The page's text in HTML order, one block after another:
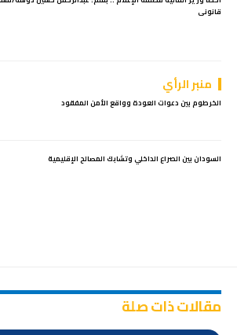
قانونى
منبر الرأي
الخرطوم بين دعوات العودة وواقع الأمن المفقود
السودان بين الصراع الداخلي وتشابك المصالح الإقليمية
مقالات ذات صلة